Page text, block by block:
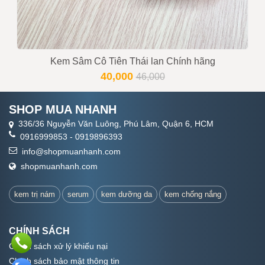
Kem Sâm Cô Tiên Thái lan Chính hãng
40,00046,000
SHOP MUA NHANH
336/36 Nguyễn Văn Luông, Phú Lâm, Quận 6, HCM
0916999853 - 0919896393
info@shopmuanhanh.com
shopmuanhanh.com
kem trị nám serum kem dưỡng da kem chống nắng
CHÍNH SÁCH
Chính sách xử lý khiếu nại
Chính sách bảo mật thông tin